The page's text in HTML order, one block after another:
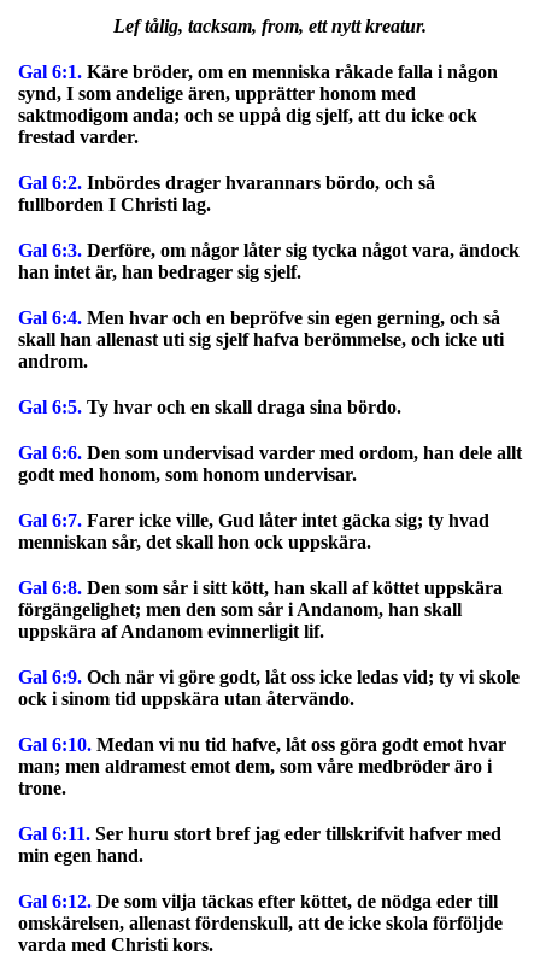
Lef tålig, tacksam, from, ett nytt kreatur.
Gal 6:1. Käre bröder, om en menniska råkade falla i någon
synd, I som andelige ären, upprätter honom med
saktmodigom anda; och se uppå dig sjelf, att du icke ock
frestad varder.
Gal 6:2. Inbördes drager hvarannars bördo, och så
fullborden I Christi lag.
Gal 6:3. Derföre, om någor låter sig tycka något vara, ändock
han intet är, han bedrager sig sjelf.
Gal 6:4. Men hvar och en bepröfve sin egen gerning, och så
skall han allenast uti sig sjelf hafva berömmelse, och icke uti
androm.
Gal 6:5. Ty hvar och en skall draga sina bördo.
Gal 6:6. Den som undervisad varder med ordom, han dele allt
godt med honom, som honom undervisar.
Gal 6:7. Farer icke ville, Gud låter intet gäcka sig; ty hvad
menniskan sår, det skall hon ock uppskära.
Gal 6:8. Den som sår i sitt kött, han skall af köttet uppskära
förgängelighet; men den som sår i Andanom, han skall
uppskära af Andanom evinnerligit lif.
Gal 6:9. Och när vi göre godt, låt oss icke ledas vid; ty vi skole
ock i sinom tid uppskära utan återvändo.
Gal 6:10. Medan vi nu tid hafve, låt oss göra godt emot hvar
man; men aldramest emot dem, som våre medbröder äro i
trone.
Gal 6:11. Ser huru stort bref jag eder tillskrifvit hafver med
min egen hand.
Gal 6:12. De som vilja täckas efter köttet, de nödga eder till
omskärelsen, allenast fördenskull, att de icke skola förföljde
varda med Christi kors.